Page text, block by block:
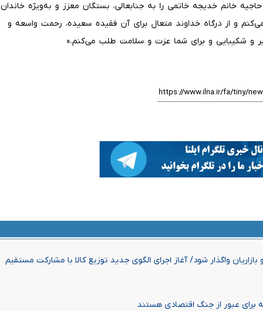
خانم خدیجه خاتمی را به جنابعالی، بستگان معزز و به‌ویژه خاندان
و از درگاه خداوند متعال برای آن فقیده سعیده، رحمت واسعه و
و شکیبایی و برای شما عزت و سلامت طلب می‌کنم.»
واگذار شود/ آغاز اجرای الگوی جدید توزیع کالا با مشارکت مستقیم
عبور از جنگ اقتصادی هستند